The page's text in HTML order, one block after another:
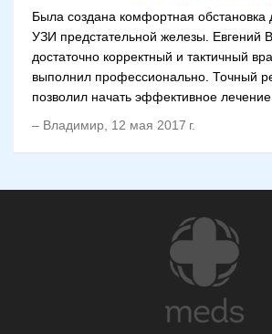
Была создана комфортная обстановка
УЗИ предстательной железы. Евгений
достаточно корректный и тактичный
выполнил профессионально. Точный
позволил начать эффективное лечение.
– Владимир 12 мая 2017 г.